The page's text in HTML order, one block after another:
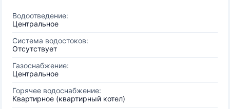
Водоотведение:
Центральное
Система водостоков:
Отсутствует
Газоснабжение:
Центральное
Горячее водоснабжение:
Квартирное (квартирный котел)